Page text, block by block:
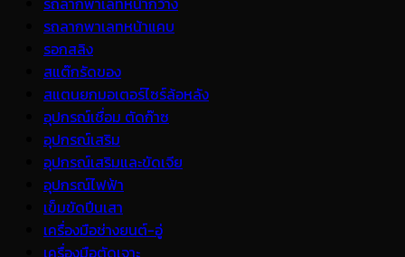
รถลากพาเลทหน้าแคบ
รอกสลิง
สแต๊กรัดของ
สแตนยกมอเตอร์ไซร์ล้อหลัง
อุปกรณ์เชื่อม ตัดก๊าซ
อุปกรณ์เสริม
อุปกรณ์เสริมและขัดเจีย
อุปกรณ์ไฟฟ้า
เข็มขัดปีนเสา
เครื่องมือช่างยนต์-อู่
เครื่องมือตัดเจาะ